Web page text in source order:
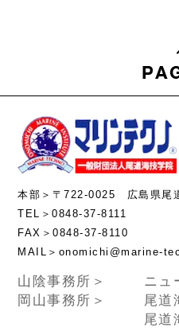
本部＞〒722-0025 広島県尾
TEL＞0848-37-8111
FAX＞0848-37-8110
MAIL＞
山陰事務所＞
岡山事務所＞
ニュ
尾道
尾道